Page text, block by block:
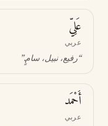
عَلِيّ
عربي
“رفيع، نبيل، سامٍ.”
أَحْمَد
عربي